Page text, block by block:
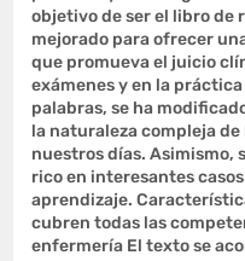
objetivo de ser el libro de
mejorado para ofrecer
que promueva el juicio
exámenes y en la
palabras, se ha
la naturaleza compleja
nuestros días. Asimismo,
rico en interesantes
aprendizaje.
cubren todas las
enfermería El texto se